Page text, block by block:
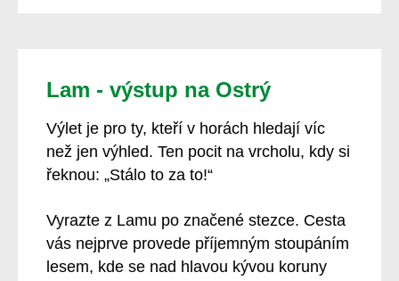
Lam - výstup na Ostrý
Výlet je pro ty, kteří v horách hledají víc
než jen výhled. Ten pocit na vrcholu, kdy si
řeknou: „Stálo to za to!“
Vyrazte z Lamu po značené stezce. Cesta
vás nejprve provede příjemným stoupáním
lesem, kde se nad hlavou kývou koruny